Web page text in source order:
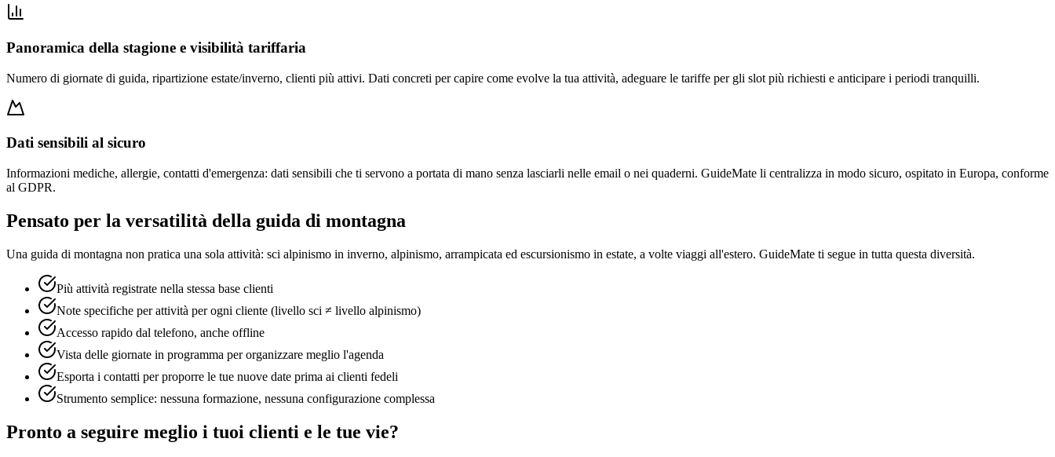
Panoramica della stagione e visibilità tariffaria
Numero di giornate di guida, ripartizione estate/inverno, clienti più attivi. Dati concreti per capire come evolve la tua attività, adeguare le tariffe per gli slot più richiesti e anticipare i periodi tranquilli.
Dati sensibili al sicuro
Informazioni mediche, allergie, contatti d'emergenza: dati sensibili che ti servono a portata di mano senza lasciarli nelle email o nei quaderni. GuideMate li centralizza in modo sicuro, ospitato in Europa, conforme
al GDPR.
Pensato per la versatilità della guida di montagna
Una guida di montagna non pratica una sola attività: sci alpinismo in inverno, alpinismo, arrampicata ed escursionismo in estate, a volte viaggi all'estero. GuideMate ti segue in tutta questa diversità.
Più attività registrate nella stessa base clienti
Note specifiche per attività per ogni cliente (livello sci ≠ livello alpinismo)
Accesso rapido dal telefono, anche offline
Vista delle giornate in programma per organizzare meglio l'agenda
Esporta i contatti per proporre le tue nuove date prima ai clienti fedeli
Strumento semplice: nessuna formazione, nessuna configurazione complessa
Pronto a seguire meglio i tuoi clienti e le tue vie?